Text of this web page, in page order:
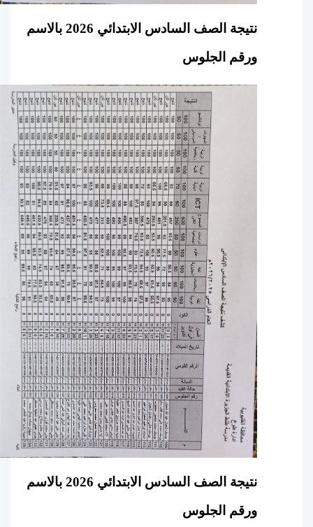
نتيجة الصف السادس الابتدائي 2026 بالاسم
ورقم الجلوس
نتيجة الصف السادس الابتدائي 2026 بالاسم
ورقم الجلوس